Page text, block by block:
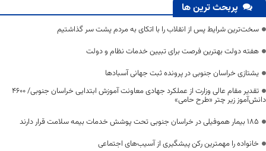
پربحث ترین ها
سخت‌ترین شرایط پس از انقلاب را با اتکای به مردم پشت سر گذاشتیم
هفته دولت بهترین فرصت برای تبیین خدمات نظام و دولت
یشتازی خراسان جنوبی در پرونده ثبت جهانی آسبادها
تقدیر مقام عالی وزارت از عملکرد جهادی معاونت آموزش ابتدایی خراسان جنوبی/ ۴۶۰۰
دانش‌آموز زیر چتر «طرح حامی»
۱۸۵ بیمار هموفیلی در خراسان جنوبی تحت پوشش خدمات بیمه سلامت قرار دارند
خانواده را مهمترین رکن پیشگیری از آسیب‌های اجتماعی